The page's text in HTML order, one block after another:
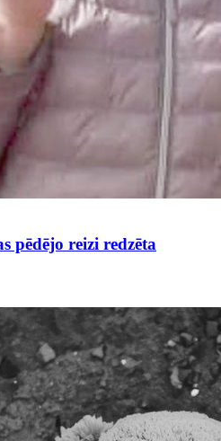
pēdējo reizi redzēta